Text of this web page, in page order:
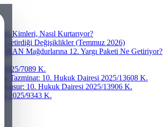
Kimleri, Nasıl Kurtarıyor?
Getirdiği Değişiklikler (Temmuz 2026)
IBAN Mağdurlarına 12. Yargı Paketi Ne Getiriyor?
2025/7089 K.
Tazminat: 10. Hukuk Dairesi 2025/13608 K.
Kusur: 10. Hukuk Dairesi 2025/13906 K.
2025/9343 K.